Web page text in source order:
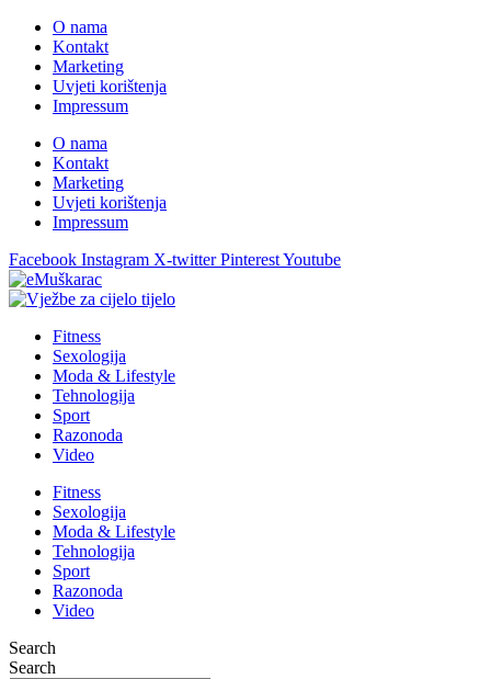
O nama
Kontakt
Marketing
Uvjeti korištenja
Impressum
O nama
Kontakt
Marketing
Uvjeti korištenja
Impressum
Facebook Instagram X-twitter PinterestYoutube
Fitness
Sexologija
Moda & Lifestyle
Tehnologija
Sport
Razonoda
Video
Fitness
Sexologija
Moda & Lifestyle
Tehnologija
Sport
Razonoda
Video
Search
Search